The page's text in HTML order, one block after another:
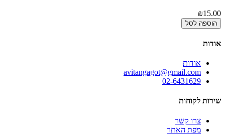
₪15.00
הוספה לסל
אודות
אודות
avitangagot@gmail.com
02-6431629
שירות לקוחות
צרו קשר
מפת האתר